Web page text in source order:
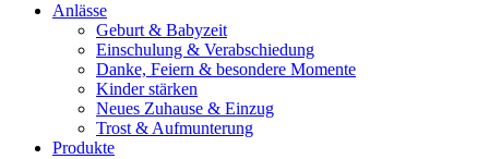
Anlässe
Geburt & Babyzeit
Einschulung & Verabschiedung
Danke, Feiern & besondere Momente
Kinder stärken
Neues Zuhause & Einzug
Trost & Aufmunterung
Produkte